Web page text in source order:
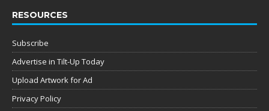
RESOURCES
Subscribe
Advertise in Tilt-Up Today
Upload Artwork for Ad
Privacy Policy